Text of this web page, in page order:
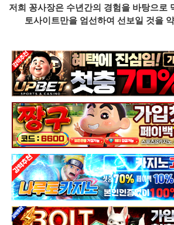
저희 꽁사장은 수년간의 경험을 바탕으로
토사이트만을 엄선하여 선보일 것을